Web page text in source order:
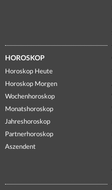
HOROSKOP
Horoskop Heute
Horoskop Morgen
Wochenhoroskop
Monatshoroskop
Jahreshoroskop
Partnerhoroskop
Aszendent